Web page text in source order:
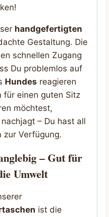
handgefertigten
Gestaltung. Die
schnellen Zugang
Du problemlos auf
Hundes reagieren
für einen guten Sitz
möchtest,
– Du hast all
zur Verfügung.
– Gut für
Umwelt
ist die